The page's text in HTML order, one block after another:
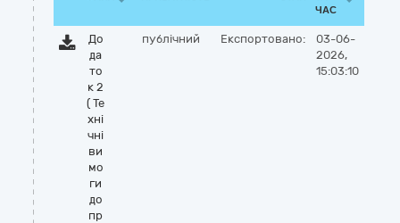
ЧАС
До
да
то
к 2
( Те
хні
чні
ви
мо
ги
до
пр
публічний Експортовано:
03-06-
2026,
15:03:10